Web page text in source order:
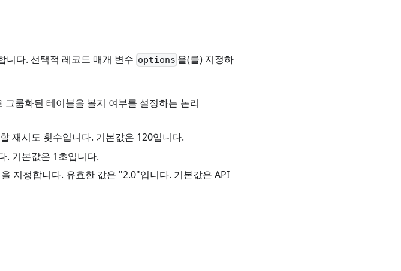
다. 선택적 레코드 매개 변수 options 을(를) 지정하
그룹화된 테이블을 볼지 여부를 설정하는 논리
재시도 횟수입니다. 기본값은 120입니다.
. 기본값은 1초입니다.
지정합니다. 유효한 값은 "2.0"입니다. 기본값은 API